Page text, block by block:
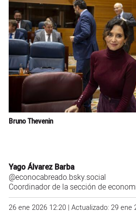
Bruno Thevenin
Yago Álvarez Barba
@econocabreado.bsky.social
Coordinador de la sección de
26 ene 2026 12:20 | Actualizado: 29 ene